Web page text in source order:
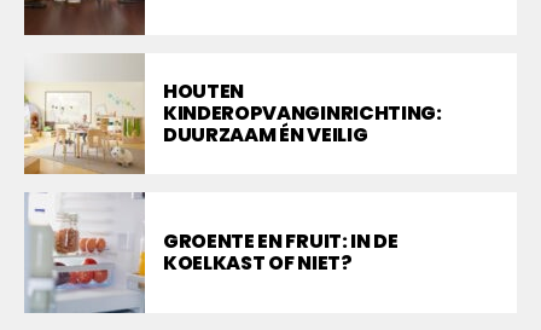
HOUTEN
KINDEROPVANGINRICHTING:
DUURZAAM ÉN VEILIG
GROENTE EN FRUIT: IN DE
KOELKAST OF NIET?